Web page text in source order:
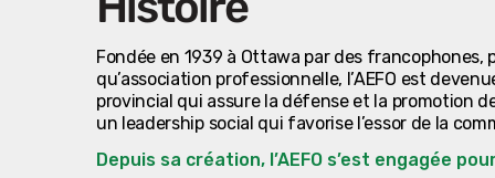
Fondée en 1939 à Ottawa par des
qu’association professionnelle, l’AEFO est
provincial qui assure la défense et la promotion
un leadership social qui favorise l’essor de la
Depuis sa création, l’AEFO s’est engagée